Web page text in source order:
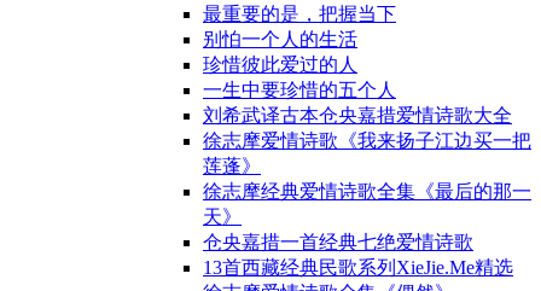
最重要的是，把握当下
别怕一个人的生活
珍惜彼此爱过的人
一生中要珍惜的五个人
刘希武译古本仓央嘉措爱情诗歌大全
徐志摩爱情诗歌《我来扬子江边买一把
莲蓬》
徐志摩经典爱情诗歌全集《最后的那一
天》
仓央嘉措一首经典七绝爱情诗歌
13首西藏经典民歌系列XieJie.Me精选